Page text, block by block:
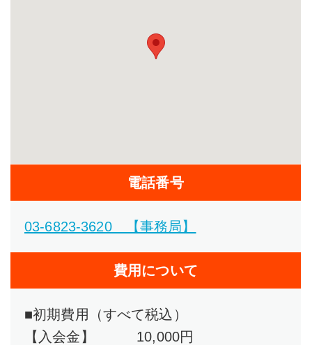
電話番号
03-6823-3620 【事務局】
費用について
■初期費用（すべて税込）
【入会金】 10,000円